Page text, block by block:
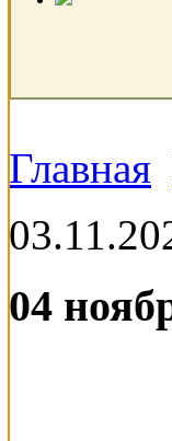
Главная
04